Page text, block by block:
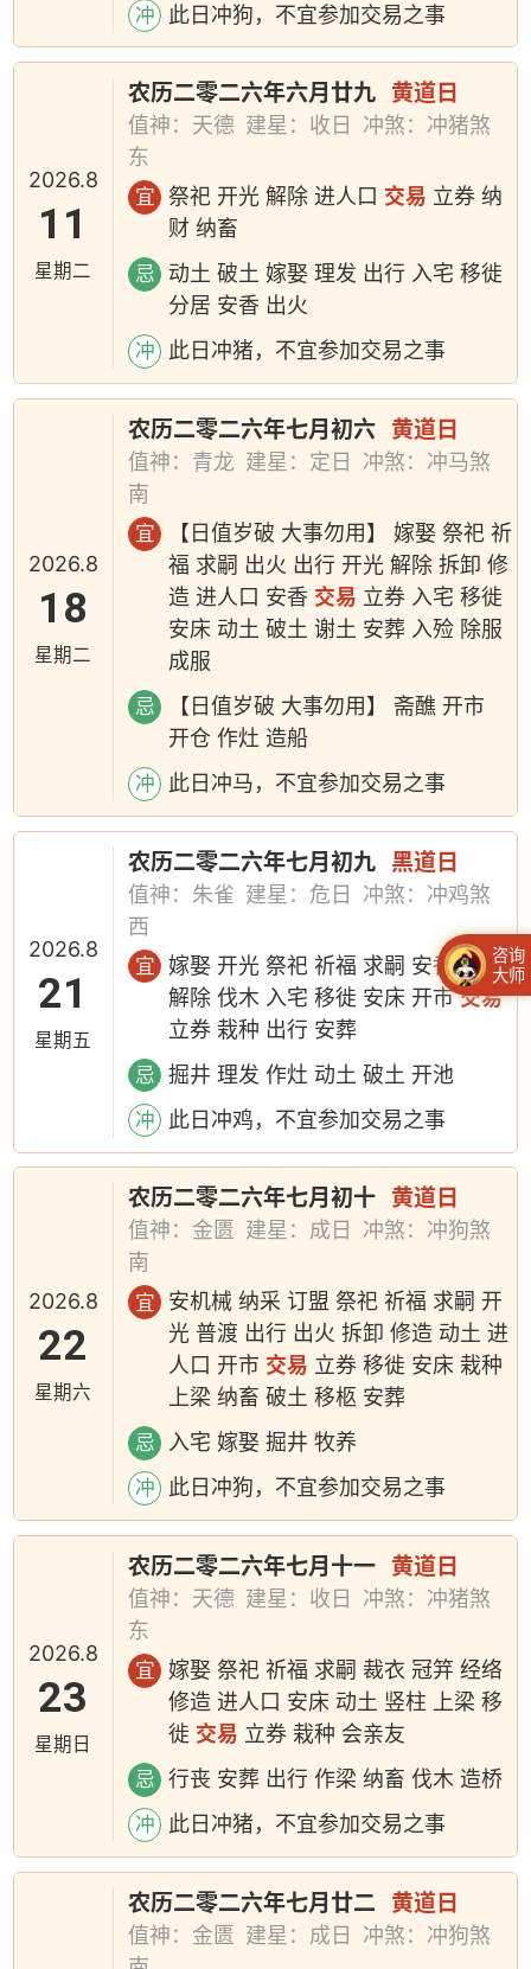
冲 此日冲狗，不宜参加交易之事
2026.8
11
星期二
农历二零二六年六月廿九 黄道日
值神：天德 建星：收日
冲煞：冲猪煞
东
宜 祭祀 开光 解除 进人口 交易 立券 纳
财 纳畜
忌
动土 破土 嫁娶 理发 出行 入宅 移徙
分居 安香 出火
冲 此日冲猪，不宜参加交易之事
2026.8
18
星期二
农历二零二六年七月初六 黄道日
值神：青龙 建星：定日
冲煞：冲马煞
南
宜
【日值岁破 大事勿用】 嫁娶 祭祀 祈
福 求嗣 出火 出行 开光 解除 拆卸 修
造 进人口 安香 交易 立券 入宅 移徙
安床 动土 破土 谢土 安葬 入殓 除服
成服
忌
【日值岁破 大事勿用】 斋醮 开市
开仓 作灶 造船
冲 此日冲马，不宜参加交易之事
2026.8
21
星期五
农历二零二六年七月初九 黑道日
值神：朱雀 建星：危日
冲煞：冲鸡煞
西
宜
嫁娶 开光 祭祀 祈福 求嗣 安香 出火
解除 伐木 入宅 移徙 安床 开市交易
立券 栽种 出行 安葬
忌 掘井 理发 作灶 动土 破土 开池
冲 此日冲鸡，不宜参加交易之事
2026.8
22
星期六
农历二零二六年七月初十 黄道日
值神：金匮 建星：成日
冲煞：冲狗煞
南
宜
安机械 纳采 订盟 祭祀 祈福 求嗣 开
光 普渡 出行 出火 拆卸 修造 动土 进
人口 开市 交易 立券 移徙 安床 栽种
上梁 纳畜 破土 移柩 安葬
忌 入宅 嫁娶 掘井 牧养
冲 此日冲狗，不宜参加交易之事
2026.8
23
星期日
农历二零二六年七月十一 黄道日
值神：天德 建星：收日
冲煞：冲猪煞
东
宜
嫁娶 祭祀 祈福 求嗣 裁衣 冠笄 经络
修造 进人口 安床 动土 竖柱 上梁 移
徙 交易 立券 栽种 会亲友
忌 行丧 安葬 出行 作梁 纳畜 伐木 造桥
冲 此日冲猪，不宜参加交易之事
农历二零二六年七月廿二 黄道日
值神：金匮 建星：成日
冲煞：冲狗煞
咨询
大师